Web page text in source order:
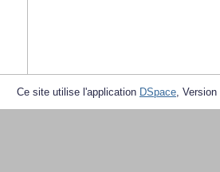
Ce site utilise l'application DSpace,